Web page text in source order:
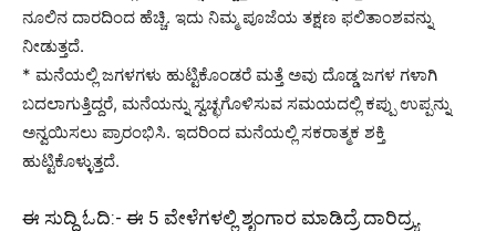
ನೂಲಿನ ದಾರದಿಂದ ಹೆಚ್ಚಿ. ಇದು ನಿಮ್ಮ ಪೂಜೆಯ ತಕ್ಷಣ ಫಲಿತಾಂಶವನ್ನು
ನೀಡುತ್ತದೆ.
* ಮನೆಯಲ್ಲಿ ಜಗಳಗಳು ಹುಟ್ಟಿಕೊಂಡರೆ ಮತ್ತೆ ಅವು ದೊಡ್ಡ ಜಗಳ ಗಳಾಗಿ
ಬದಲಾಗುತ್ತಿದ್ದರೆ, ಮನೆಯನ್ನು ಸ್ವಚ್ಛಗೊಳಿಸುವ ಸಮಯದಲ್ಲಿ ಕಪ್ಪು ಉಪ್ಪನ್ನು
ಅನ್ವಯಿಸಲು ಪ್ರಾರಂಭಿಸಿ. ಇದರಿಂದ ಮನೆಯಲ್ಲಿ ಸಕರಾತ್ಮಕ ಶಕ್ತಿ
ಹುಟ್ಟಿಕೊಳ್ಳುತ್ತದೆ.
ಈ ಸುದ್ದಿ ಓದಿ:- ಈ 5 ವೇಳೆಗಳಲ್ಲಿ ಶೃಂಗಾರ ಮಾಡಿದ್ರೆ ದಾರಿದ್ರ್ಯ